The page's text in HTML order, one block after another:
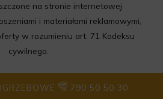
790 50 50 30
na stronie internetowej
i materiałami reklamowymi,
w rozumieniu art. 71 Kodeksu
cywilnego.